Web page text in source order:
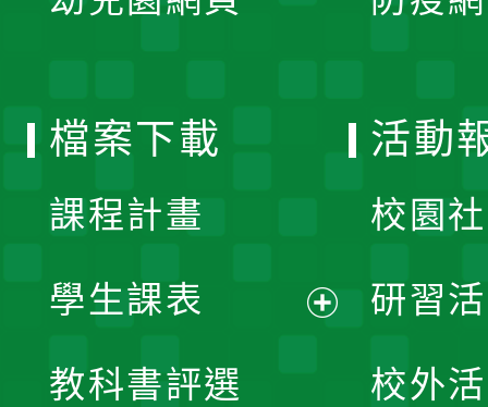
檔案下載
課程計畫
學生課表
教科書評選
活動
校園
研習
校外